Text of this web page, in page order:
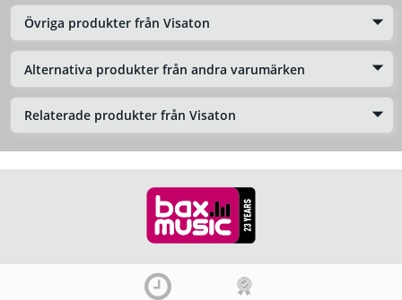
Övriga produkter från Visaton
Alternativa produkter från andra varumärken
Relaterade produkter från Visaton